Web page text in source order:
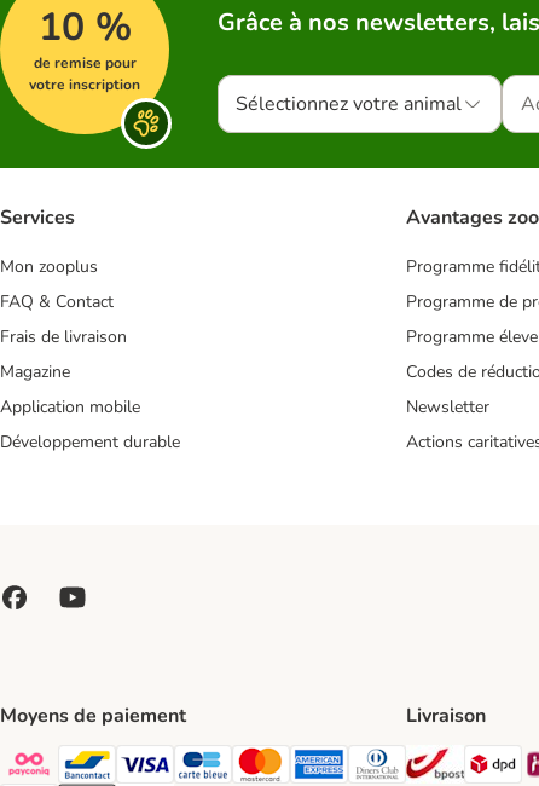
10 %
de remise pour
votre inscription
Grâce à nos newsletters,
Sélectionnez votre animal
Services
Mon zooplus
FAQ & Contact
Frais de livraison
Magazine
Application mobile
Développement durable
Avantages
Programme
Programme de
Programme
Codes de
Newsletter
Actions
Moyens de paiement
Payconiq Payment Method
bancontact Payment Method
Visa Payment Method
carte bleue Payment Method
Master card Payment Method
American express Payment
Diners club Payment
Livraison
Bpost